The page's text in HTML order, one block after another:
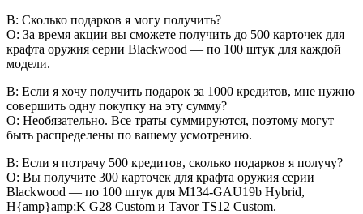
В: Сколько подарков я могу получить?
О: За время акции вы сможете получить до 500 карточек для
крафта оружия серии Blackwood — по 100 штук для каждой
модели.
В: Если я хочу получить подарок за 1000 кредитов, мне нужно
совершить одну покупку на эту сумму?
О: Необязательно. Все траты суммируются, поэтому могут
быть распределены по вашему усмотрению.
В: Если я потрачу 500 кредитов, сколько подарков я получу?
О: Вы получите 300 карточек для крафта оружия серии
Blackwood — по 100 штук для M134-GAU19b Hybrid,
H{amp}amp;K G28 Custom и Tavor TS12 Custom.